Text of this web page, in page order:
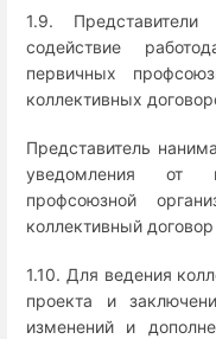
1.9.
содействие
первичных
коллективных
Представитель
уведомления от
профсоюзной
коллективный
1.10. Для ведения
проекта и
изменений и